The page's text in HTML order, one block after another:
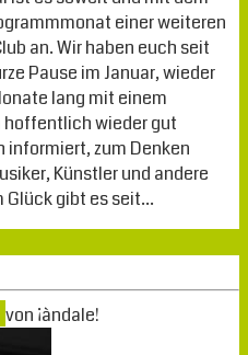
einer weiteren
an. Wir haben euch seit
Pause im Januar, wieder
lang mit einem
wieder gut
informiert, zum Denken
Künstler und andere
Glück gibt es seit…
von ¡àndale!